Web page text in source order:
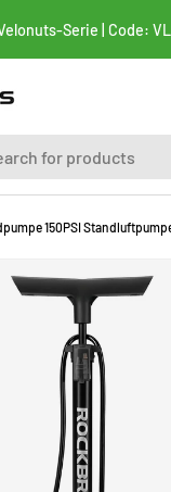
Serie | Code:
150PSI
PRODUITS